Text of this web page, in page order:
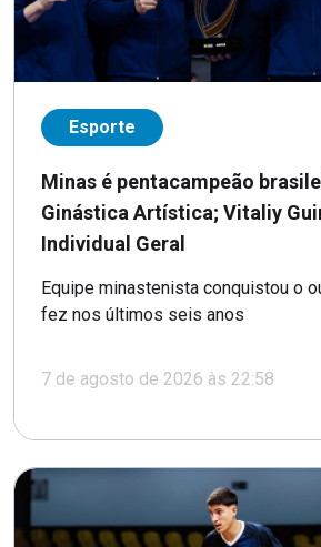
Esporte
Minas é pentacampeão
Ginástica Artística; Vitaliy
Individual Geral
Equipe minastenista conquistou o
fez nos últimos seis anos
7 de agosto de 2026 às 22:58